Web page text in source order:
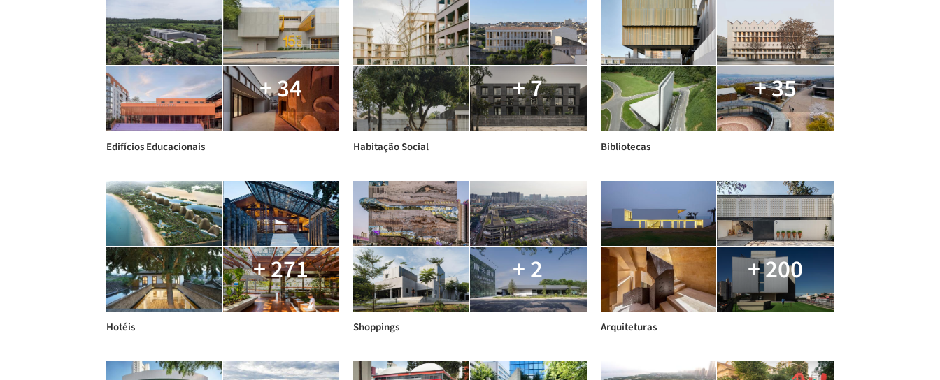
+ 34
Edifícios Educacionais
+ 7
Habitação Social
+ 35
Bibliotecas
+ 271
Hotéis
+ 2
Shoppings
+ 200
Arquiteturas